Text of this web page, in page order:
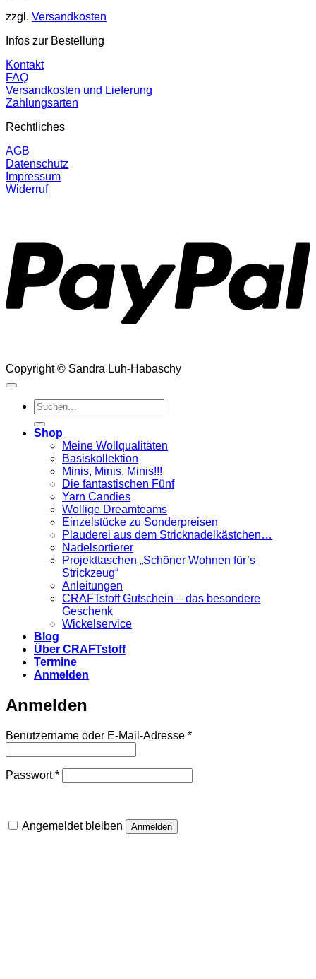
zzgl. Versandkosten
Infos zur Bestellung
Kontakt
FAQ
Versandkosten und Lieferung
Zahlungsarten
Rechtliches
AGB
Datenschutz
Impressum
Widerruf
Copyright © Sandra Luh-Habaschy
Suchen
nach:
Shop
Meine Wollqualitäten
Basiskollektion
Minis, Minis, Minis!!!
Die fantastischen Fünf
Yarn Candies
Wollige Dreamteams
Einzelstücke zu Sonderpreisen
Plauderei aus dem Stricknadelkästchen…
Nadelsortierer
Projekttaschen „Schöner Wohnen für’s
Strickzeug“
Anleitungen
CRAFTstoff Gutschein – das besondere
Geschenk
Wickelservice
Blog
Über CRAFTstoff
Termine
Anmelden
Anmelden
Benutzername oder E-Mail-Adresse *Erforderlich
Passwort*Erforderlich
Angemeldet bleiben Anmelden